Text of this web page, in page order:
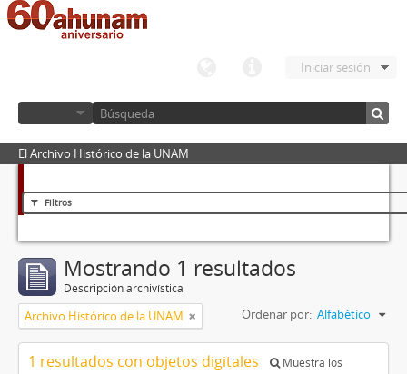
Iniciar sesión
El Archivo Histórico de la UNAM
Filtros
Mostrando 1 resultados
Descripción archivística
Archivo Histórico de la UNAM Ordenar por: Alfabético
1 resultados con objetos digitales
Muestra los